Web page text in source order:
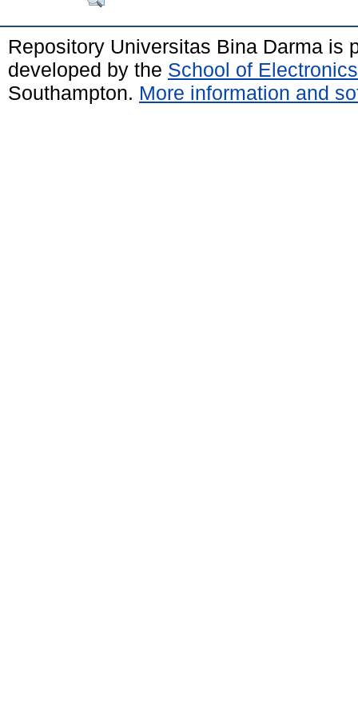
Repository Universitas Bina Darma is
developed by the School of
Southampton. More information and